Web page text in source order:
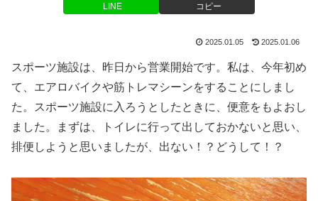
LINE コピー
2025.01.05 2025.01.06
スポーツ施設は、昨日から営業開始です。私は、今年初め
て、エアロバイクや筋トレマシーンをすることにしまし
た。スポーツ施設に入ろうとしたときに、便意をもよおし
ました。まずは、トイレに行って出しておかないと思い、
排便しようと思いましたが、出ない！？どうして！？